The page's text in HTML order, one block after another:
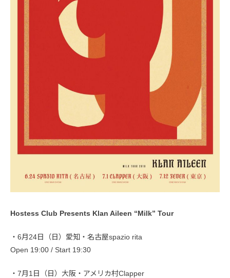
Hostess Club Presents Klan Aileen “Milk” Tour
・6月24日（日）愛知・名古屋spazio rita
Open 19:00 / Start 19:30
・7月1日（日）大阪・アメリカ村Clapper